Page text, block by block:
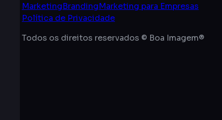
MarketingBrandingMarketing para Empresas
Política de Privacidade
Todos os direitos reservados © Boa Imagem®